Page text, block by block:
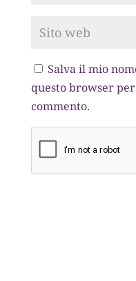
Salva il mio
questo browser
commento.